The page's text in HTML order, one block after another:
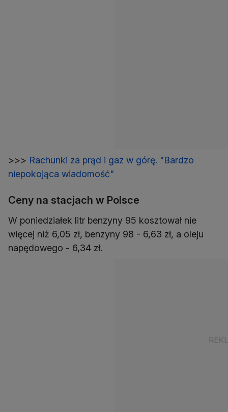
>>> Rachunki za prąd i gaz w górę. "Bardzo
niepokojąca wiadomość"
Ceny na stacjach w Polsce
W poniedziałek litr benzyny 95 kosztował nie
więcej niż 6,05 zł, benzyny 98 - 6,63 zł, a oleju
napędowego - 6,34 zł.